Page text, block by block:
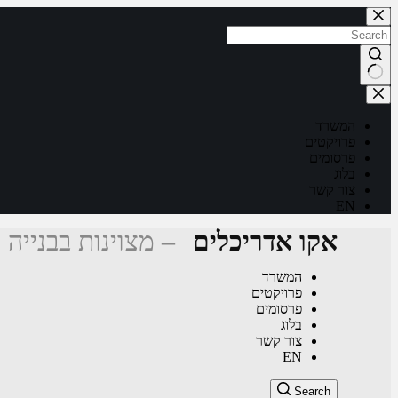
Skip
to
content
No
results
המשרד
פרויקטים
פרסומים
בלוג
צור קשר
EN
אקו אדריכלים – מצוינות
המשרד
פרויקטים
פרסומים
בלוג
צור קשר
EN
Search